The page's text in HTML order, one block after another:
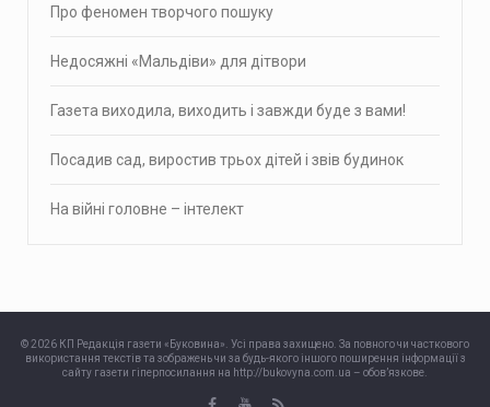
Про фено­мен твор­чого пошуку
Недосяжні «Мальдіви» для дітвори
Газета виходила, виходить і завжди буде з вами!
Посадив сад, виростив трьох дітей і звів будинок
На війні головне – інтелект
© 2026 КП Редакція газети «Буковина». Усі права захищено. За повного чи часткового
використання текстів та зображень чи за будь-якого іншого поширення інформації з
сайту газети гіперпосилання на http://bukovyna.com.ua – обов’язкове.